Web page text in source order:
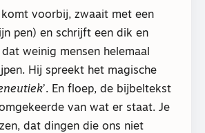
komt voorbij, zwaait met een
pen) en schrijft een dik en
weinig mensen helemaal
Hij spreekt het magische
’. En floep, de bijbeltekst
van wat er staat. Je
dat dingen die ons niet